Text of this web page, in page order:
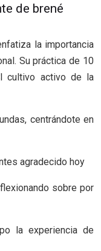
de brené
la importancia
Su práctica de 10
cultivo activo de la
centrándote en
agradecido hoy
sobre por
la experiencia de